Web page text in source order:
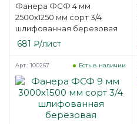
Фанера ФСФ 4 мм
2500х1250 мм сорт 3/4
шлифованная березовая
681 ₽/лист
Есть в наличии
Арт.: 100267